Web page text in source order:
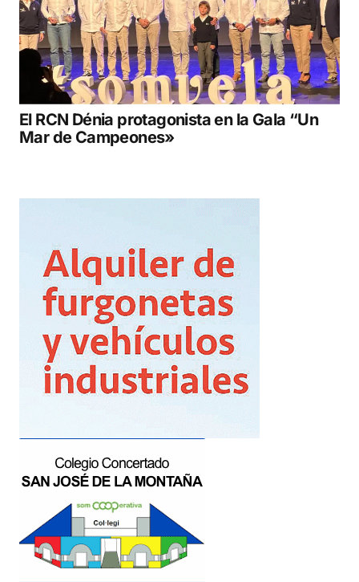
El RCN Dénia protagonista en la Gala “Un
Mar de Campeones»